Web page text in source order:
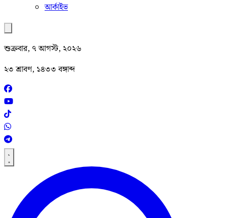
আর্কাইভ
শুক্রবার, ৭ আগস্ট, ২০২৬
২৩ শ্রাবণ, ১৪৩৩ বঙ্গাব্দ